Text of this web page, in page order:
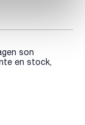
son
en stock,